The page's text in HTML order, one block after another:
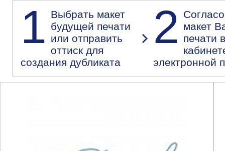
1 Выбрать макет
будущей печати
или отправить
оттиск для
создания дубликата
2
макет
печати
электронной